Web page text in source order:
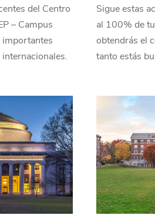
del Centro
– Campus
Sigue estas
al 100% de
obtendrás el
tanto estás